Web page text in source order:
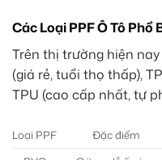
Các Loại PPF Ô Tô Phổ
Trên thị trường hiện
(giá rẻ, tuổi thọ thấp),
TPU (cao cấp nhất, tự
Loại PPF Đặc điểm